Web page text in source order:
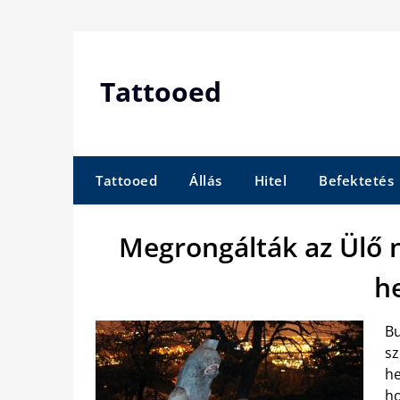
Tattooed
Tattooed Állás Hitel Befektetés
Megrongálták az Ülő